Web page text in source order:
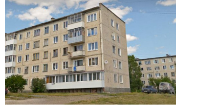
Авторские материалы
ТОП-100 влиятельных людей — 2025
Телефон редакции:+7 495 727-01-67
Электронные почты редакции:
Информационный отдел